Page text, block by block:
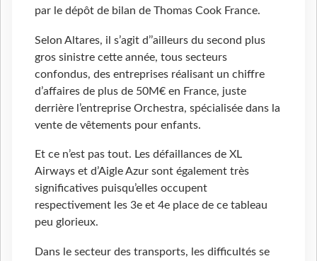
par le dépôt de bilan de Thomas Cook France.
Selon Altares, il s’agit d’’ailleurs du second plus
gros sinistre cette année, tous secteurs
confondus, des entreprises réalisant un chiffre
d’affaires de plus de 50M€ en France, juste
derrière l’entreprise Orchestra, spécialisée dans la
vente de vêtements pour enfants.
Et ce n’est pas tout. Les défaillances de XL
Airways et d’Aigle Azur sont également très
significatives puisqu’elles occupent
respectivement les 3e et 4e place de ce tableau
peu glorieux.
Dans le secteur des transports, les difficultés se